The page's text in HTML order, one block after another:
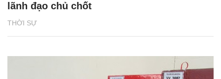
THỜI SỰ
lãnh đạo chủ chốt